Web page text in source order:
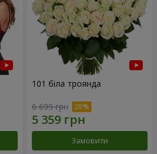
101 біла троянда
6 699 грн
Замовити